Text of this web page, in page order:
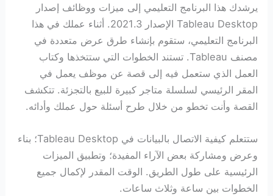
يرشدك هذا البرنامج التعليمي إلى ميزات ووظائف إصدار
Tableau Desktop الإصدار 2021.3. أثناء عملك في هذا
البرنامج التعليمي، ستقوم بإنشاء طرق عرض متعددة في
مصنف Tableau. تستند الخطوات التي ستتخذها وكتاب
العمل الذي ستعمل فيه إلى قصة عن موظف يعمل في
المقر الرئيسي لسلسلة متاجر كبيرة للبيع بالتجزئة. تتكشف
القصة وأنت تخطو من خلال طرح أسئلة حول عملك وأدائه.
ستتعلم كيفية الاتصال بالبيانات في Tableau Desktop؛ بناء
وعرض ومشاركة بعض الآراء المفيدة؛ وتطبيق الميزات
الرئيسية على طول الطريق. الوقت المقدر لإكمال جميع
الخطوات بين ساعة وثلاث ساعات.